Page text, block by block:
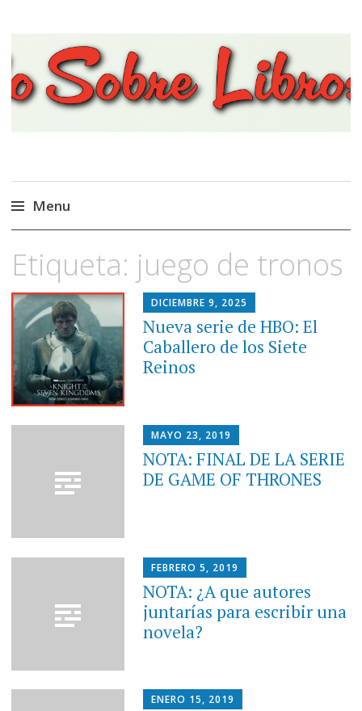
Viajando Sobre Libros
Menu
al
contenido
Etiqueta: juego de tronos
DICIEMBRE 9, 2025
Nueva serie de HBO: El
Caballero de los Siete
Reinos
MAYO 23, 2019
NOTA: FINAL DE LA SERIE
DE GAME OF THRONES
FEBRERO 5, 2019
NOTA: ¿A que autores
juntarías para escribir una
novela?
ENERO 15, 2019